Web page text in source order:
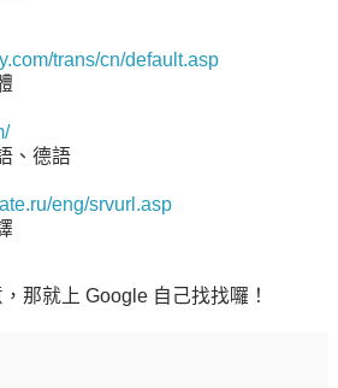
trans/cn/default.asp
、德語
eng/srvurl.asp
那就上 Google 自己找找囉！